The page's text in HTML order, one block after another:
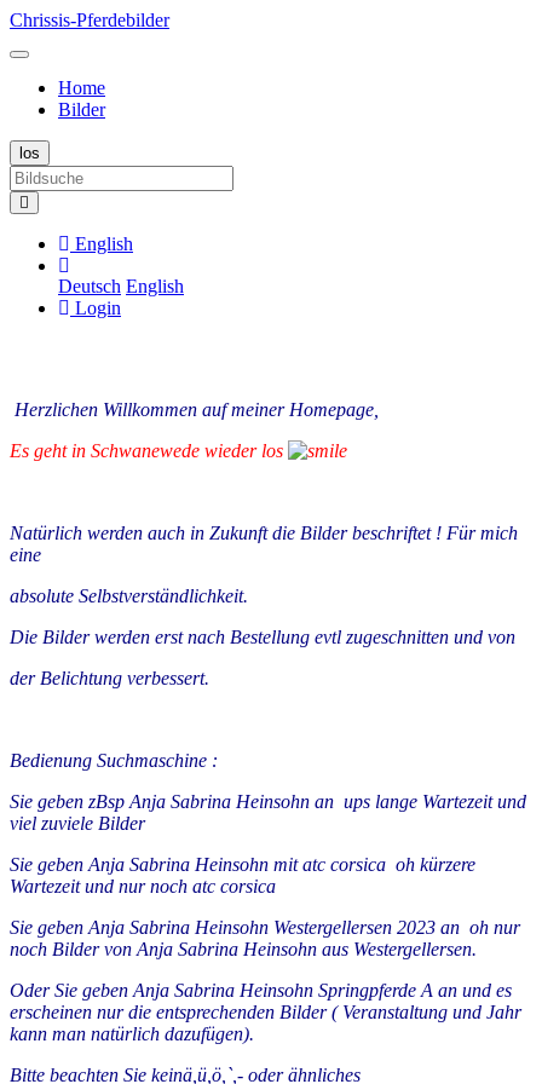
Chrissis-Pferdebilder
Home
Bilder
English
Deutsch English
Login
Herzlichen Willkommen auf meiner Homepage,
Es geht in Schwanewede wieder los
Natürlich werden auch in Zukunft die Bilder beschriftet ! Für mich
eine
absolute Selbstverständlichkeit.
Die Bilder werden erst nach Bestellung evtl zugeschnitten und von
der Belichtung verbessert.
Bedienung Suchmaschine :
Sie geben zBsp Anja Sabrina Heinsohn an ups lange Wartezeit und
viel zuviele Bilder
Sie geben Anja Sabrina Heinsohn mit atc corsica oh kürzere
Wartezeit und nur noch atc corsica
Sie geben Anja Sabrina Heinsohn Westergellersen 2023 an oh nur
noch Bilder von Anja Sabrina Heinsohn aus Westergellersen.
Oder Sie geben Anja Sabrina Heinsohn Springpferde A an und es
erscheinen nur die entsprechenden Bilder ( Veranstaltung und Jahr
kann man natürlich dazufügen).
Bitte beachten Sie keinä,ü,ö,`,- oder ähnliches